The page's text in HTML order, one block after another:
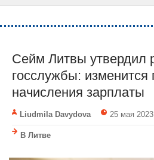
Сейм Литвы утвердил
госслужбы: изменится
начисления зарплаты
Liudmila Davydova 25 мая 2023
В Литве